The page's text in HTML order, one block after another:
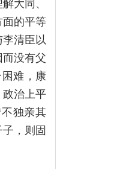
大同、
面的平等
清臣以
没有父
难，康
政治上平
独亲其
，则固